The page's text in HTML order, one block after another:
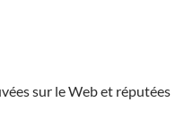
sur le Web et réputées